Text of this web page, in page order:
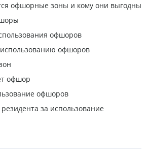
офшорные зоны и кому они выгодны
офшоров
офшоров
офшор
офшоров
за использование